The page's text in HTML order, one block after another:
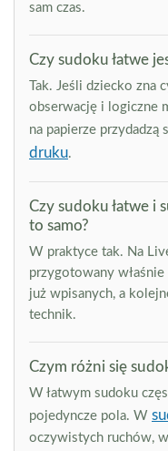
sam czas.
Czy sudoku łatwe
Tak. Jeśli dziecko
obserwację i logiczne
na papierze przydadzą
druku.
Czy sudoku łatwe i
to samo?
W praktyce tak. Na
przygotowany
już wpisanych, a
technik.
Czym różni się
W łatwym sudoku
pojedyncze pola. W
oczywistych ruchów,